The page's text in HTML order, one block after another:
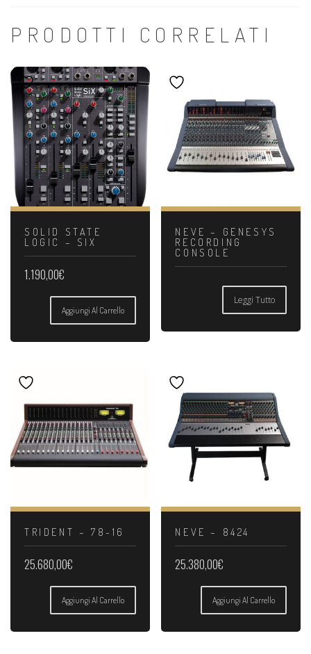
PRODOTTI CORRELATI
SOLID STATE
LOGIC – SIX
1.190,00€
Aggiungi Al Carrello
NEVE – GENESYS
RECORDING
CONSOLE
Leggi Tutto
TRIDENT – 78-16
25.680,00€
Aggiungi Al Carrello
NEVE – 8424
25.380,00€
Aggiungi Al Carrello